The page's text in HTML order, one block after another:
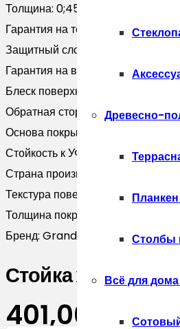
Древесно-
Столбы
Всё для
Толщина: 0;45
Гарантия на технические хара:10
Защитный слой, г/м2:
Гарантия на внешний вид:5 лет
Блеск поверхности:
Обратная сторона: Эпоксидная
Основа покрытия:
Стойкость к УФ:
Нет данных
Страна производитель:
Текстура поверхности: Гладкая
Толщина покрытия, мкм:
Бренд: Grand Line
Стойка жалюзи
401,00